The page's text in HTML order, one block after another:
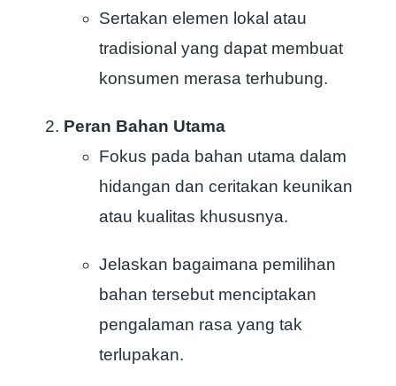
Sertakan elemen lokal atau
tradisional yang dapat membuat
konsumen merasa terhubung.
Peran Bahan Utama
Fokus pada bahan utama dalam
hidangan dan ceritakan keunikan
atau kualitas khususnya.
Jelaskan bagaimana pemilihan
bahan tersebut menciptakan
pengalaman rasa yang tak
terlupakan.